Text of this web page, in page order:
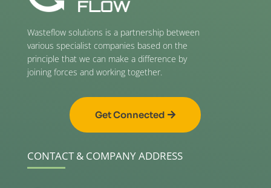
Wasteflow solutions is a partnership between
various specialist companies based on the
principle that we can make a difference by
joining forces and working together.
Get Connected
CONTACT & COMPANY ADDRESS